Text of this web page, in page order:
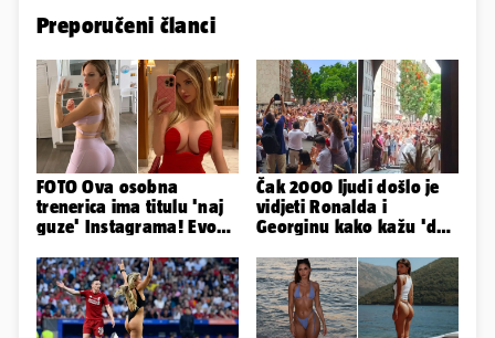
Preporučeni članci
FOTO Ova osobna
trenerica ima titulu 'naj
guze' Instagrama! Evo
satu...
Čak 2000 ljudi došlo je
vidjeti Ronalda i
Georginu kako kažu 'da'.
Nicole!